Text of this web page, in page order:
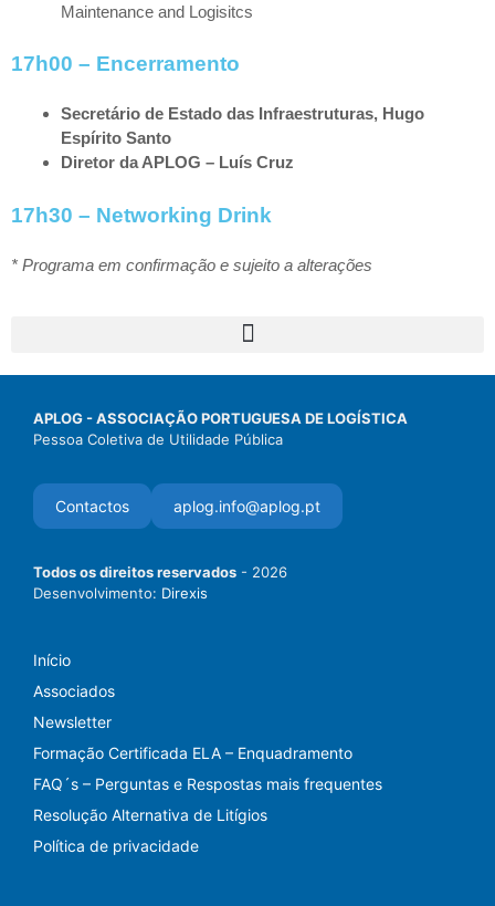
Maintenance and Logisitcs
17h00 – Encerramento
Secretário de Estado das Infraestruturas, Hugo
Espírito Santo
Diretor da APLOG – Luís Cruz
17h30 – Networking Drink
* Programa em confirmação e sujeito a alterações
APLOG - ASSOCIAÇÃO PORTUGUESA DE LOGÍSTICA
Pessoa Coletiva de Utilidade Pública
Contactos aplog.info@aplog.pt
Todos os direitos reservados - 2026
Desenvolvimento: Direxis
Início
Associados
Newsletter
Formação Certificada ELA – Enquadramento
FAQ´s – Perguntas e Respostas mais frequentes
Resolução Alternativa de Litígios
Política de privacidade